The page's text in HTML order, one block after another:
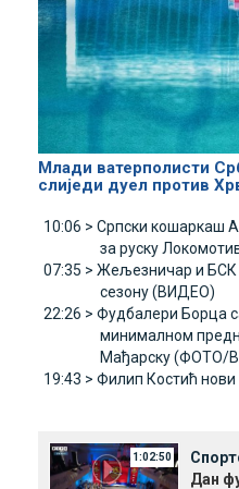
Млади ватерполисти
слиједи дуел против
10:06 > Српски кошаркаш
за руску
07:35 > Жељезничар и БСК
сезону (ВИДЕО)
22:26 > Фудбалери Борца
минималном
Мађарску (ФОТО/
19:43 > Филип Костић
1:02:50
Дан